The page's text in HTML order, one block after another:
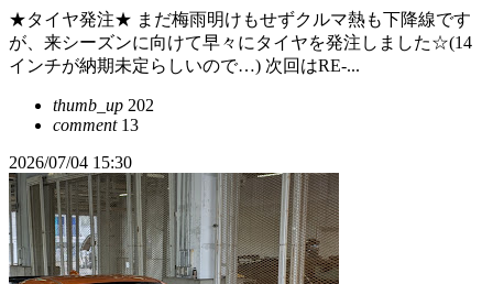
★タイヤ発注★ まだ梅雨明けもせずクルマ熱も下降線です
が、来シーズンに向けて早々にタイヤを発注しました☆(14
インチが納期未定らしいので…) 次回はRE-...
thumb_up 202
comment13
2026/07/04 15:30